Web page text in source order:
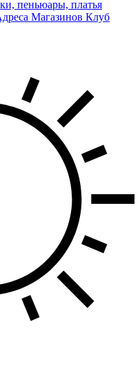
пеньюары, платья
Магазинов Клуб